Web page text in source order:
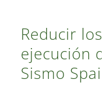
Reducir
ejecución
Sismo